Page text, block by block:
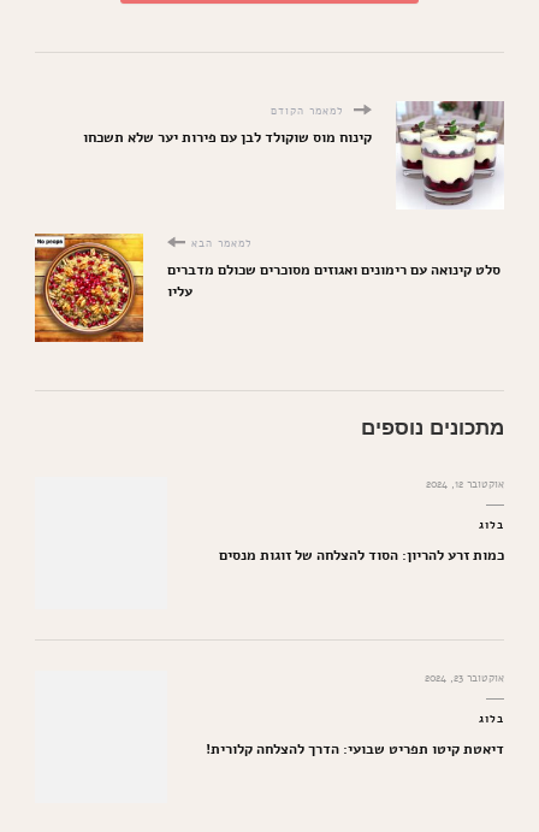
למאמר הקודם
קינוח מוס שוקולד לבן עם פירות יער שלא תשכחו
למאמר הבא
סלט קינואה עם רימונים ואגוזים מסוכרים שכולם מדברים
עליו
מתכונים נוספים
אוקטובר 12, 2024
בלוג
כמות זרע להריון: הסוד להצלחה של זוגות מנסים
אוקטובר 23, 2024
בלוג
דיאטת קיטו תפריט שבועי: הדרך להצלחה קלורית!